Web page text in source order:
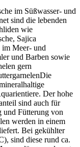
im Süßwasser- und
sind die lebenden
wie
Sajica
im Meer- und
und Barben sowie
gern
Der hohe
sind auch für
und Fütterung von
werden in einem
Bei gekühlter
sind diese rund ca.